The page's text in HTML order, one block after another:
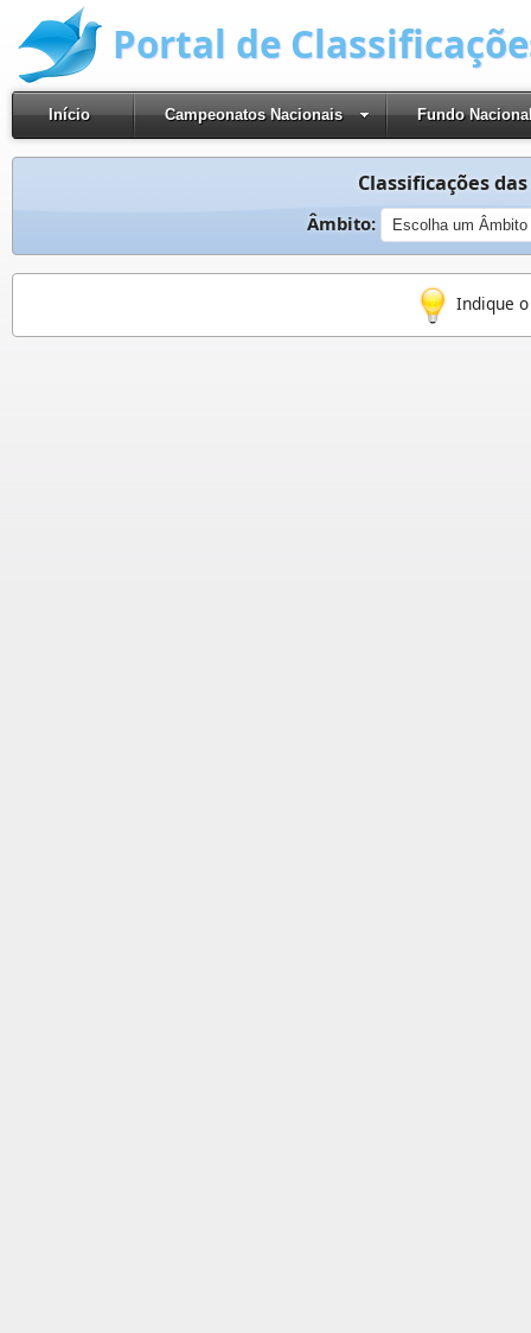
Portal de
Início Campeonatos Nacionais Fundo
Classificações
Âmbito:
Indique